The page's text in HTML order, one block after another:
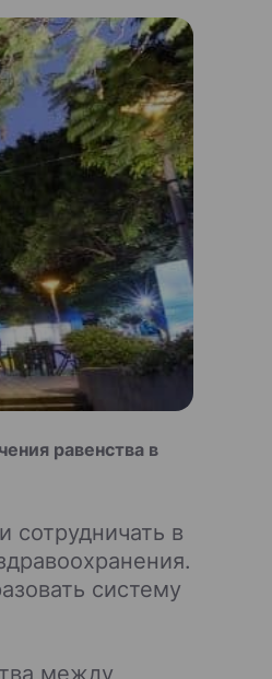
равенства в
сотрудничать в
систему
между